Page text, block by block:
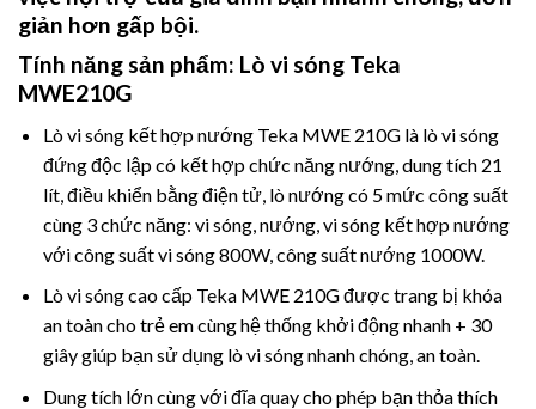
giản hơn gấp bội.
Tính năng sản phẩm: Lò vi sóng Teka
MWE210G
Lò vi sóng kết hợp nướng Teka MWE 210G là lò vi sóng
đứng độc lập có kết hợp chức năng nướng, dung tích 21
lít, điều khiển bằng điện tử, lò nướng có 5 mức công suất
cùng 3 chức năng: vi sóng, nướng, vi sóng kết hợp nướng
với công suất vi sóng 800W, công suất nướng 1000W.
Lò vi sóng cao cấp Teka MWE 210G được trang bị khóa
an toàn cho trẻ em cùng hệ thống khởi động nhanh + 30
giây giúp bạn sử dụng lò vi sóng nhanh chóng, an toàn.
Dung tích lớn cùng với đĩa quay cho phép bạn thỏa thích